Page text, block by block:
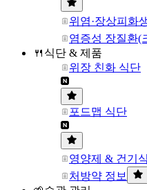
위염·장상피화
염증성 장질환(
🍴식단 & 제품
위장 친화 식단
포드맵 식단
영양제 & 건기
처방약 정보